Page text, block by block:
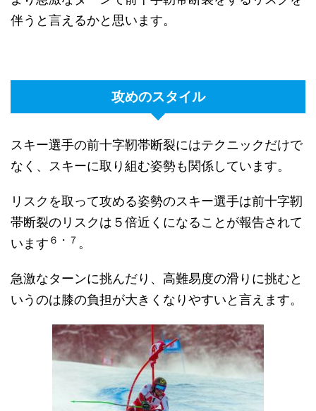
伴うと言えるかと思います。
攻めのスタイル
スキー選手の前十字靭帯断裂にはテクニックだけで
なく、スキーに取り組む姿勢も関係しています。
リスクを取って攻める姿勢のスキー選手は前十字靭
帯断裂のリスクは５倍近くになることが報告されて
います ６・７ 。
急激なターンに挑んだり、高難易度の滑りに挑むと
いうのは膝の負担が大きくなりやすいと言えます。